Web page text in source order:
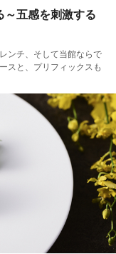
～五感を刺激する
ンチ、そして当館ならで
スと、プリフィックスも